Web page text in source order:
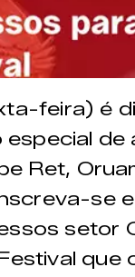
feira) é
especial de
Ret,
se
setor
que